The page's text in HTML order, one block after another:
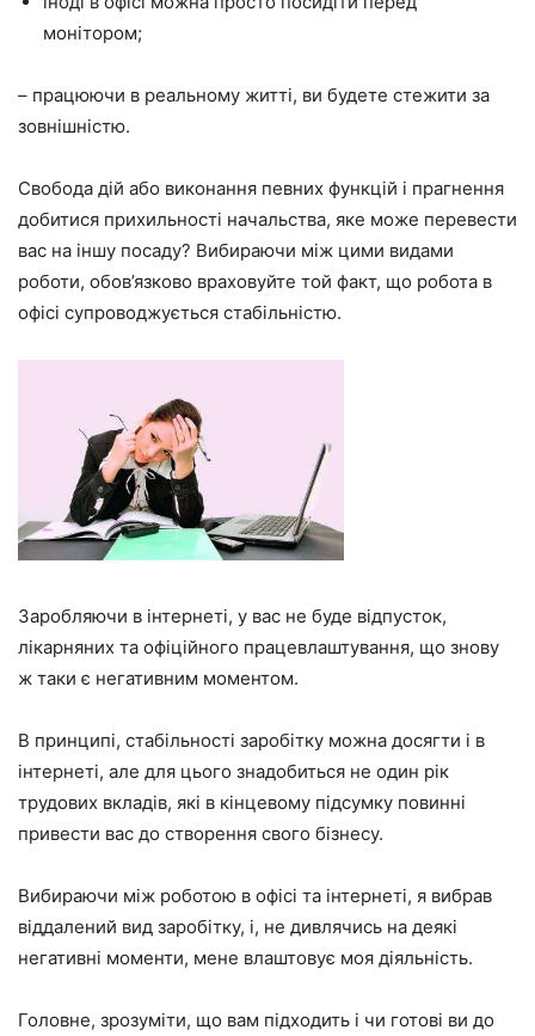
монітором;
– працюючи в реальному житті, ви будете стежити за
зовнішністю.
Свобода дій або виконання певних функцій і прагнення
добитися прихильності начальства, яке може перевести
вас на іншу посаду? Вибираючи між цими видами
роботи, обов’язково враховуйте той факт, що робота в
офісі супроводжується стабільністю.
Заробляючи в інтернеті, у вас не буде відпусток,
лікарняних та офіційного працевлаштування, що знову
ж таки є негативним моментом.
В принципі, стабільності заробітку можна досягти і в
інтернеті, але для цього знадобиться не один рік
трудових вкладів, які в кінцевому підсумку повинні
привести вас до створення свого бізнесу.
Вибираючи між роботою в офісі та інтернеті, я вибрав
віддалений вид заробітку, і, не дивлячись на деякі
негативні моменти, мене влаштовує моя діяльність.
Головне, зрозуміти, що вам підходить і чи готові ви до